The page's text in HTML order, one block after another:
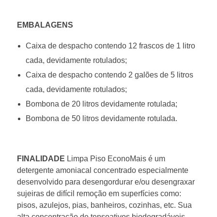
EMBALAGENS
Caixa de despacho contendo 12 frascos de 1 litro
cada, devidamente rotulados;
Caixa de despacho contendo 2 galões de 5 litros
cada, devidamente rotulados;
Bombona de 20 litros devidamente rotulada;
Bombona de 50 litros devidamente rotulada.
FINALIDADE Limpa Piso EconoMais é um
detergente amoniacal concentrado especialmente
desenvolvido para desengordurar e/ou desengraxar
sujeiras de difícil remoção em superfícies como:
pisos, azulejos, pias, banheiros, cozinhas, etc. Sua